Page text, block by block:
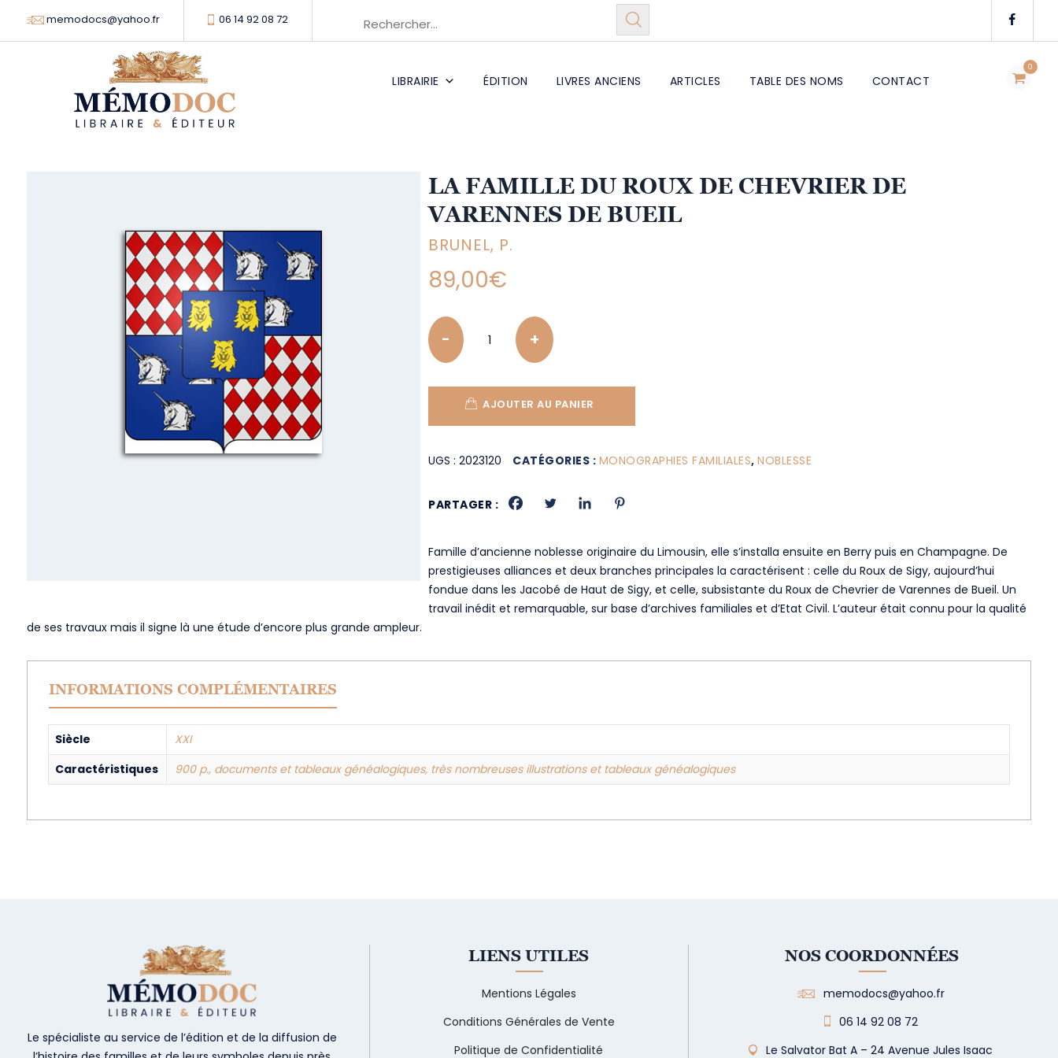
memodocs@yahoo.fr 06 14 92 08 72
0
LIBRAIRIE ÉDITION LIVRES ANCIENS ARTICLES TABLE DES NOMS CONTACT
LA FAMILLE DU ROUX DE CHEVRIER DE
VARENNES DE BUEIL
BRUNEL, P.
89,00€
Quantity
AJOUTER AU PANIER
UGS :2023120 CATÉGORIES : MONOGRAPHIES FAMILIALES,NOBLESSE
PARTAGER :
Famille d’ancienne noblesse originaire du Limousin, elle s’installa ensuite en Berry puis en Champagne. De
prestigieuses alliances et deux branches principales la caractérisent : celle du Roux de Sigy, aujourd’hui
fondue dans les Jacobé de Haut de Sigy, et celle, subsistante du Roux de Chevrier de Varennes de Bueil. Un
travail inédit et remarquable, sur base d’archives familiales et d’Etat Civil. L’auteur était connu pour la qualité
de ses travaux mais il signe là une étude d’encore plus grande ampleur.
INFORMATIONS COMPLÉMENTAIRES
Siècle
XXI
Caractéristiques
900 p., documents et tableaux généalogiques, très nombreuses illustrations et tableaux généalogiques
Le spécialiste au service de l’édition et de la diffusion de
LIENS UTILES
Mentions Légales
Conditions Générales de Vente
Politique de Confidentialité
NOS COORDONNÉES
memodocs@yahoo.fr
06 14 92 08 72
Le Salvator Bat A – 24 Avenue Jules Isaac